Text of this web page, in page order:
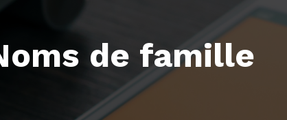
de famille